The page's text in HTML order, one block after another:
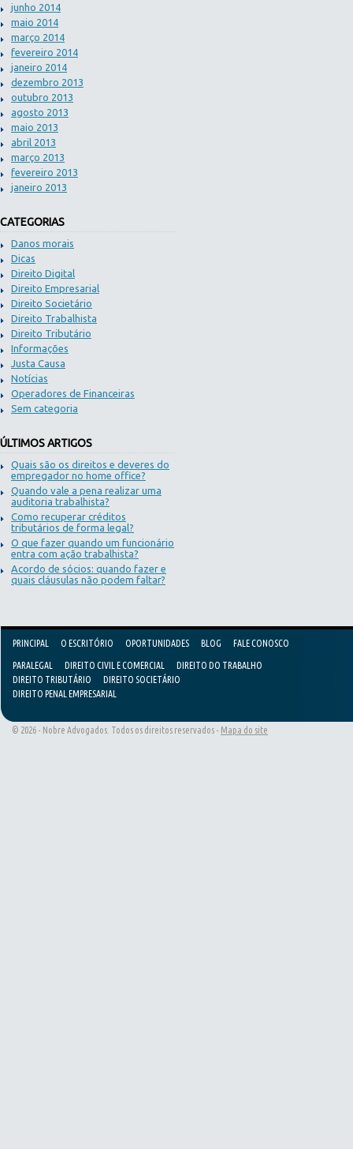
junho 2014
maio 2014
março 2014
fevereiro 2014
janeiro 2014
dezembro 2013
outubro 2013
agosto 2013
maio 2013
abril 2013
março 2013
fevereiro 2013
janeiro 2013
CATEGORIAS
Danos morais
Dicas
Direito Digital
Direito Empresarial
Direito Societário
Direito Trabalhista
Direito Tributário
Informações
Justa Causa
Notícias
Operadores de Financeiras
Sem categoria
ÚLTIMOS ARTIGOS
Quais são os direitos e deveres do
empregador no home office?
Quando vale a pena realizar uma
auditoria trabalhista?
Como recuperar créditos
tributários de forma legal?
O que fazer quando um funcionário
entra com ação trabalhista?
Acordo de sócios: quando fazer e
quais cláusulas não podem faltar?
PRINCIPAL O ESCRITÓRIO OPORTUNIDADES BLOG FALE CONOSCO
PARALEGAL DIREITO CIVIL E COMERCIAL
DIREITO DO TRABALHO
DIREITO TRIBUTÁRIO
DIREITO SOCIETÁRIO
DIREITO PENAL EMPRESARIAL
© 2026 - Nobre Advogados. Todos os direitos reservados - Mapa do site